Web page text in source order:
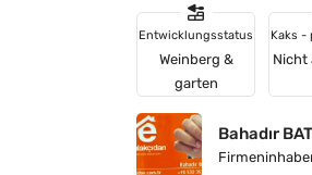
Entwicklungsstatus
Weinberg &
garten
Kaks -
Nicht
Bahadır